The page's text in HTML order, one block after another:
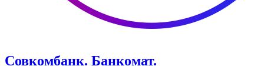
Совкомбанк. Банкомат.